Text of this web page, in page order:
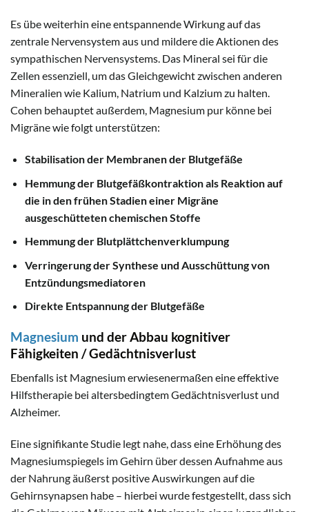
Es übe weiterhin eine entspannende Wirkung auf das
zentrale Nervensystem aus und mildere die Aktionen des
sympathischen Nervensystems. Das Mineral sei für die
Zellen essenziell, um das Gleichgewicht zwischen anderen
Mineralien wie Kalium, Natrium und Kalzium zu halten.
Cohen behauptet außerdem, Magnesium pur könne bei
Migräne wie folgt unterstützen:
Stabilisation der Membranen der Blutgefäße
Hemmung der Blutgefäßkontraktion als Reaktion auf
die in den frühen Stadien einer Migräne
ausgeschütteten chemischen Stoffe
Hemmung der Blutplättchenverklumpung
Verringerung der Synthese und Ausschüttung von
Entzündungsmediatoren
Direkte Entspannung der Blutgefäße
Magnesium und der Abbau kognitiver
Fähigkeiten / Gedächtnisverlust
Ebenfalls ist Magnesium erwiesenermaßen eine effektive
Hilfstherapie bei altersbedingtem Gedächtnisverlust und
Alzheimer.
Eine signifikante Studie legt nahe, dass eine Erhöhung des
Magnesiumspiegels im Gehirn über dessen Aufnahme aus
der Nahrung äußerst positive Auswirkungen auf die
Gehirnsynapsen habe – hierbei wurde festgestellt, dass sich